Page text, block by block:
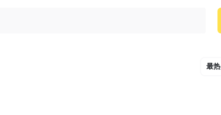
最热